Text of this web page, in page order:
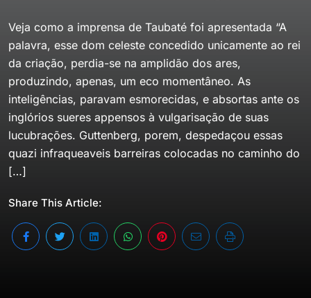
Veja como a imprensa de Taubaté foi apresentada “A
palavra, esse dom celeste concedido unicamente ao rei
da criação, perdia-se na amplidão dos ares,
produzindo, apenas, um eco momentâneo. As
inteligências, paravam esmorecidas, e absortas ante os
inglórios sueres appensos à vulgarisação de suas
lucubrações. Guttenberg, porem, despedaçou essas
quazi infraqueaveis barreiras colocadas no caminho do
[…]
Share This Article: